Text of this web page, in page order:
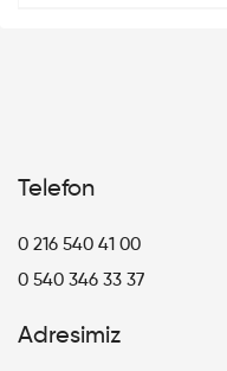
Telefon
0 216 540 41 00
0 540 346 33 37
Adresimiz